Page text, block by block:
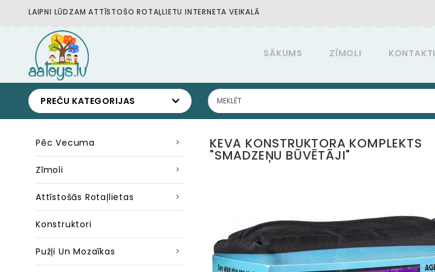
LAIPNI LŪDZAM ATTĪSTOŠO ROTAĻLIETU INTERNETA VEIKALĀ
SĀKUMS ZĪMOLI KONTAKTI
PREČU KATEGORIJAS
Pēc Vecuma
Zīmoli
Attīstošās Rotaļlietas
Konstruktori
Pužļi Un Mozaīkas
KEVA KONSTRUKTORA KOMPLEKTS
"SMADZEŅU BŪVĒTĀJI"